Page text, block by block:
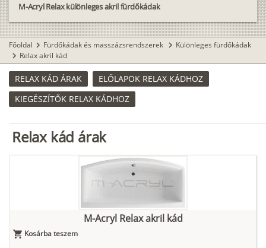
M-Acryl Relax különleges akril fürdőkádak
Főoldal chevron_right Fürdőkádak és masszázsrendszerek chevron_right Különleges fürdőkádak
chevron_right Relax akril kád
RELAX KÁD ÁRAK
ELŐLAPOK RELAX KÁDHOZ
KIEGÉSZÍTŐK RELAX KÁDHOZ
Relax kád árak
M-Acryl Relax akril kád
Kosárba teszem